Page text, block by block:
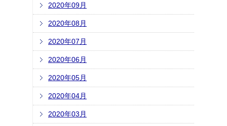
2020年09月
2020年08月
2020年07月
2020年06月
2020年05月
2020年04月
2020年03月